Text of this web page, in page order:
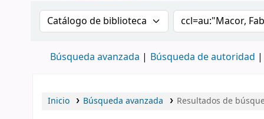
Buscar en el catálogo por:Buscar en el
Búsqueda avanzada Búsqueda de autoridad
Inicio Búsqueda avanzada Resultados de